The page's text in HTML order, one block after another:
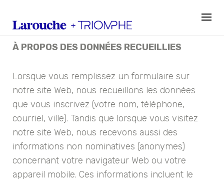
content
À PROPOS DES DONNÉES RECUEILLIES
Lorsque vous remplissez un formulaire sur
notre site Web, nous recueillons les données
que vous inscrivez (votre nom, téléphone,
courriel, ville). Tandis que lorsque vous visitez
notre site Web, nous recevons aussi des
informations non nominatives (anonymes)
concernant votre navigateur Web ou votre
appareil mobile. Ces informations incluent le